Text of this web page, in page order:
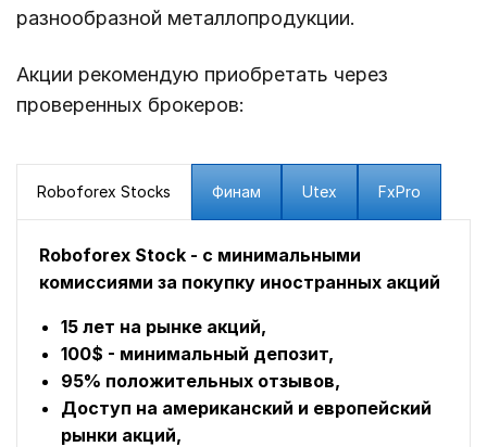
разнообразной металлопродукции.
Акции рекомендую приобретать через
проверенных брокеров:
Roboforex Stocks Финам Utex FxPro
Roboforex Stock - с минимальными
комиссиями за покупку иностранных акций
15 лет на рынке акций,
100$ - минимальный депозит,
95% положительных отзывов,
Доступ на американский и европейский
рынки акций,